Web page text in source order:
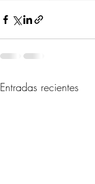
Entradas recientes